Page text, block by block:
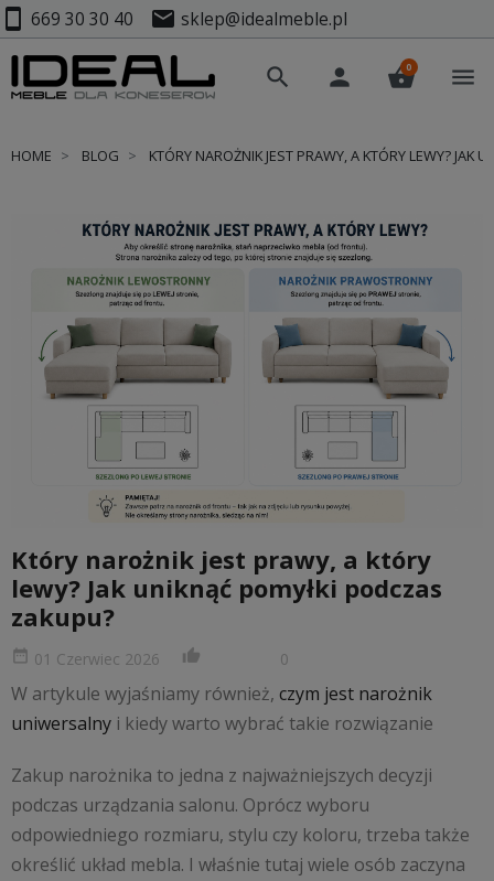
smartphone 669 30 30 40 mail sklep@idealmeble.pl
search person shopping_basket
0 menu
HOME BLOG KTÓRY NAROŻNIK JEST PRAWY, A KTÓRY LEWY? JAK
Który narożnik jest prawy, a który
lewy? Jak uniknąć pomyłki podczas
zakupu?
date_range 01 Czerwiec 2026 thumb_up_alt 0
W artykule wyjaśniamy również, czym jest narożnik
uniwersalny i kiedy warto wybrać takie rozwiązanie
Zakup narożnika to jedna z najważniejszych decyzji
podczas urządzania salonu. Oprócz wyboru
odpowiedniego rozmiaru, stylu czy koloru, trzeba także
określić układ mebla. I właśnie tutaj wiele osób zaczyna